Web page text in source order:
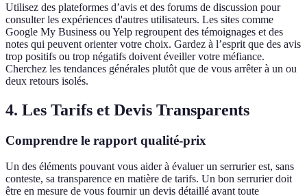
Utilisez des plateformes d’avis et des forums de discussion pour
consulter les expériences d'autres utilisateurs. Les sites comme
Google My Business ou Yelp regroupent des témoignages et des
notes qui peuvent orienter votre choix. Gardez à l’esprit que des avis
trop positifs ou trop négatifs doivent éveiller votre méfiance.
Cherchez les tendances générales plutôt que de vous arrêter à un ou
deux retours isolés.
4. Les Tarifs et Devis Transparents
Comprendre le rapport qualité-prix
Un des éléments pouvant vous aider à évaluer un serrurier est, sans
conteste, sa transparence en matière de tarifs. Un bon serrurier doit
être en mesure de vous fournir un devis détaillé avant toute